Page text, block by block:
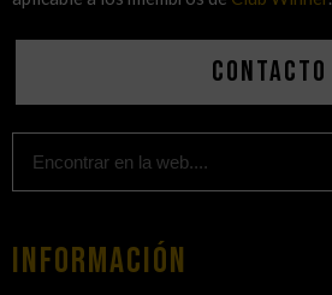
Contacto
Información